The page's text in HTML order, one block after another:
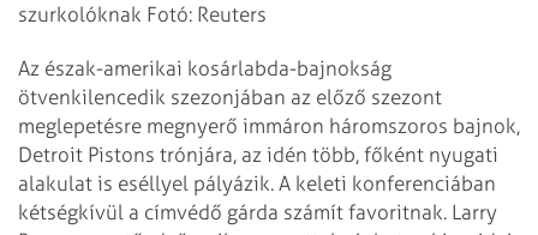
szurkolóknak Fotó: Reuters
Az észak-amerikai kosárlabda-bajnokság
ötvenkilencedik szezonjában az előző szezont
meglepetésre megnyerő immáron háromszoros bajnok,
Detroit Pistons trónjára, az idén több, főként nyugati
alakulat is eséllyel pályázik. A keleti konferenciában
kétségkívül a címvédő gárda számít favoritnak. Larry